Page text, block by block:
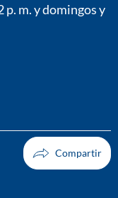
p. m. y domingos y